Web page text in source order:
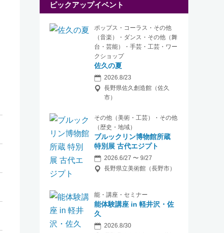
ピックアップイベント
ポップス・コーラス・その他
（音楽）・ダンス・その他（舞
台・芸能）・手芸・工芸・ワー
クショップ
佐久の夏
2026.8/23
長野県佐久創造館（佐久
市）
その他（美術・工芸）・その他
（歴史・地域）
ブルックリン博物館所蔵
特別展 古代エジプト
2026.6/27 〜 9/27
長野県立美術館（長野市）
能・講座・セミナー
能体験講座 in 軽井沢・佐
久
2026.8/30